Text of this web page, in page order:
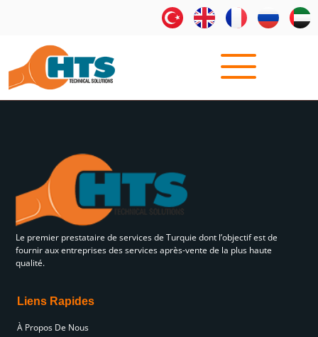
Le premier prestataire de services de Turquie dont l’objectif est de
fournir aux entreprises des services après-vente de la plus haute
qualité.
Liens Rapides
À Propos De Nous